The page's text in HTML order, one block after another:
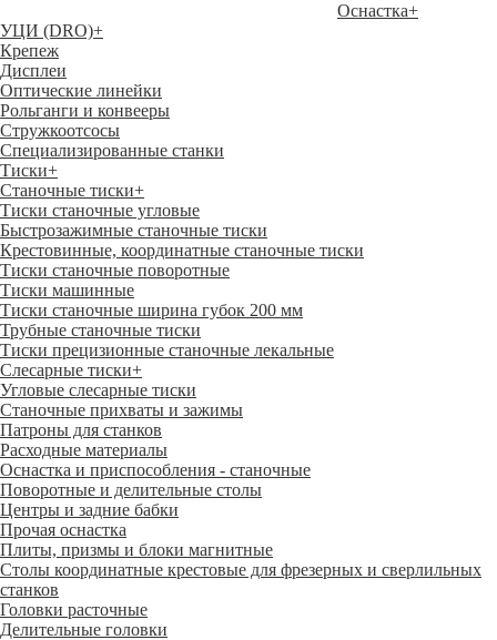
Оснастка+
УЦИ (DRO)+
Крепеж
Дисплеи
Оптические линейки
Рольганги и конвееры
Стружкоотсосы
Специализированные станки
Тиски+
Станочные тиски+
Тиски станочные угловые
Быстрозажимные станочные тиски
Крестовинные, координатные станочные тиски
Тиски станочные поворотные
Тиски машинные
Тиски станочные ширина губок 200 мм
Трубные станочные тиски
Тиски прецизионные станочные лекальные
Слесарные тиски+
Угловые слесарные тиски
Станочные прихваты и зажимы
Патроны для станков
Расходные материалы
Оснастка и приспособления - станочные
Поворотные и делительные столы
Центры и задние бабки
Прочая оснастка
Плиты, призмы и блоки магнитные
Столы координатные крестовые для фрезерных и сверлильных
станков
Головки расточные
Делительные головки